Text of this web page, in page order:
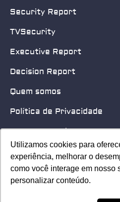
Utilizamos cookies para
experiência, melhorar o
como você interage em nosso
personalizar conteúdo.
Utilizamos cookies para
experiência, melhorar o
como você interage em nosso
personalizar conteúdo.
Security Report
TVSecurity
Executive Report
Decision Report
Quem somos
Política de Privacidade
Quero patrocinar
Contato
Home